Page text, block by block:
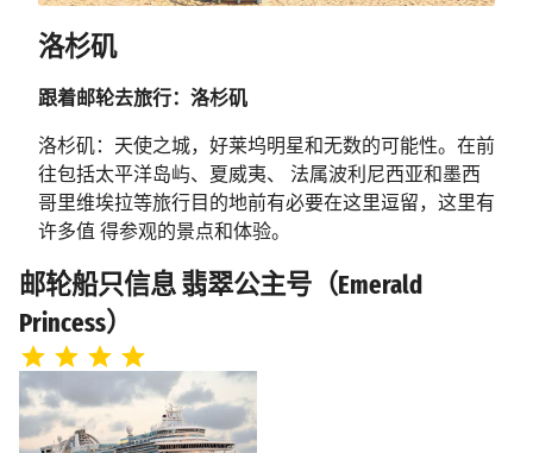
2027年2月17日星期三
上午8:00 - 下午5:00
2027年2月18日星期四
上午7:00 - 下午6:00
凯卢阿科纳
2027年2月19日星期五
2027年2月20日星期六
2027年2月21日星期日
2027年2月22日星期一
2027年2月23日星期二
洛杉矶
跟着邮轮去旅行：洛杉矶
洛杉矶：天使之城，好莱坞明星和无数的可能性。在前
往包括太平洋岛屿、夏威夷、 法属波利尼西亚和墨西
哥里维埃拉等旅行目的地前有必要在这里逗留，这里有
许多值 得参观的景点和体验。
洛杉矶旅行指南 ：目的地和体验
洛杉矶是众多著名旅游景点如好莱坞、星光大道、环球
影城等的发源地。此外，洛杉 矶还是美国“国家地理”杂
志推荐的一生必去50个地方之一，不妨现在就跟着邮轮
去洛 杉矶的海边感受明媚的加州阳光吧！这里有许多
剧院，包括杜比剧院，还有专门介绍 电影历史的博物
邮轮船只信息 翡翠公主号（Emerald
Princess）